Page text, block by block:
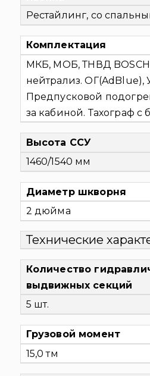
Рестайлинг, со
Комплектация
МКБ, МОБ, ТНВД
нейтрализ. ОГ(AdBlue),
Предпусковой
за кабиной. Тахограф с
Высота ССУ
1460/1540 мм
Диаметр шкворня
2 дюйма
Технические
Количество
выдвижных секций
5 шт.
Грузовой момент
15,0 тм